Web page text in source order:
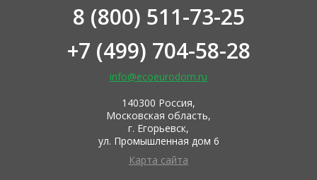
8 (800) 511-73-25
+7 (499) 704-58-28
info@ecoeurodom.ru
140300 Россия,
Московская область,
г. Егорьевск,
ул. Промышленная дом 6
Карта сайта